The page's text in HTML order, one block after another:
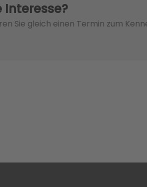
Interesse?
Sie gleich einen Termin zum